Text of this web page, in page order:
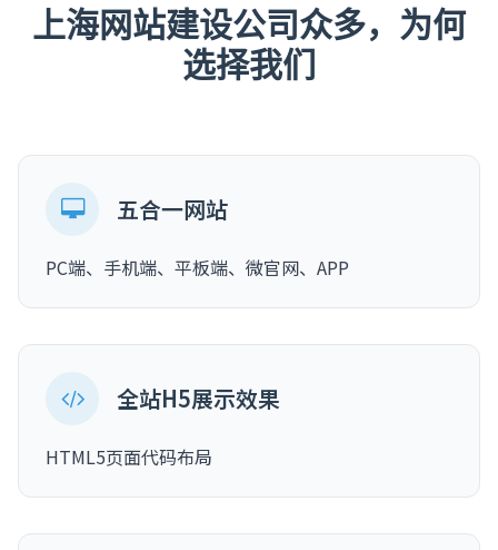
上海网站建设公司众多，为何
选择我们
五合一网站
PC端、手机端、平板端、微官网、APP
全站H5展示效果
HTML5页面代码布局